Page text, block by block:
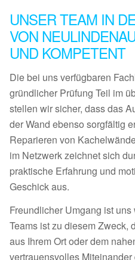
UNSER TEAM IN
VON
UND KOMPETENT
Die bei uns verfügbaren
gründlicher Prüfung Teil im
stellen wir sicher, dass das
der Wand ebenso sorgfältig
Reparieren von
im Netzwerk zeichnet sich
praktische Erfahrung und
Geschick aus.
Freundlicher Umgang ist
Teams ist zu diesem Zweck,
aus Ihrem Ort oder dem
vertrauensvolles